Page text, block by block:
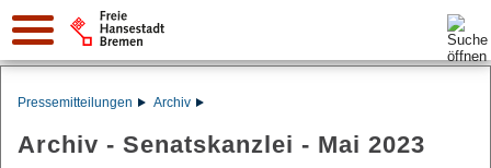
Suche:
Pressemitteilungen Archiv
Archiv - Senatskanzlei - Mai 2023